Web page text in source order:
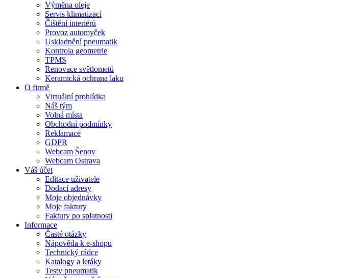
Výměna oleje
Servis klimatizací
Čištění interiérů
Provoz automyček
Uskladnění pneumatik
Kontrola geometrie
TPMS
Renovace světlometů
Keramická ochrana laku
O firmě
Virtuální prohlídka
Náš tým
Volná místa
Obchodní podmínky
Reklamace
GDPR
Webcam Šenov
Webcam Ostrava
Váš účet
Editace uživatele
Dodací adresy
Moje objednávky
Moje faktury
Faktury po splatnosti
Informace
Časté otázky
Nápověda k e-shopu
Technický rádce
Katalogy a letáky
Testy pneumatik